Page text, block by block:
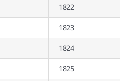
1822
1823
1824
1825